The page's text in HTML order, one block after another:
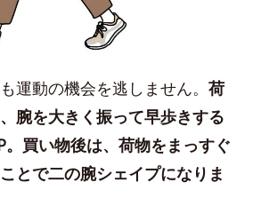
運動の機会を逃しません。 荷
腕を大きく振って早歩きする
。買い物後は、荷物をまっすぐ
とで二の腕シェイプになりま